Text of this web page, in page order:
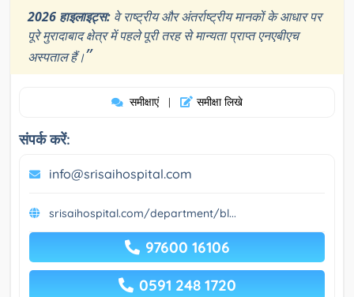
2026 हाइलाइट्स: वे राष्ट्रीय और अंतर्राष्ट्रीय मानकों के आधार पर
पूरे मुरादाबाद क्षेत्र में पहले पूरी तरह से मान्यता प्राप्त एनएबीएच
अस्पताल हैं।”
समीक्षाएं | समीक्षा लिखे
संपर्क करें:
info@srisaihospital.com
srisaihospital.com/department/bl...
97600 16106
0591 248 1720